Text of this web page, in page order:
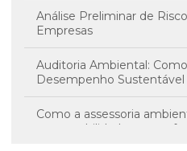
Análise Preliminar de
Empresas
Auditoria Ambiental:
Desempenho Sustentável
Como a assessoria
sustentabilidade e a